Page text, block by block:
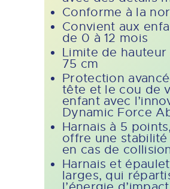
Conforme à la
Convient aux
de 0 à 12 mois
Limite de hauteur
75 cm
Protection
tête et le cou de
enfant avec
Dynamic Force
Harnais à 5
offre une stabilité
en cas de
Harnais et
larges, qui